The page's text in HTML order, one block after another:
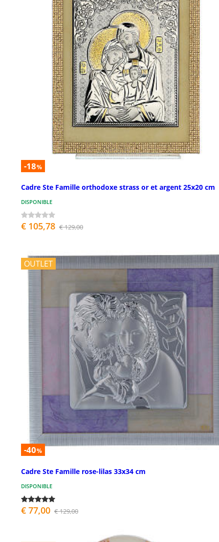
-18%
Cadre Ste Famille orthodoxe strass or et argent 25x20 cm
DISPONIBLE
€ 105,78 € 129,00
OUTLET
-40%
Cadre Ste Famille rose-lilas 33x34 cm
DISPONIBLE
€ 77,00 € 129,00